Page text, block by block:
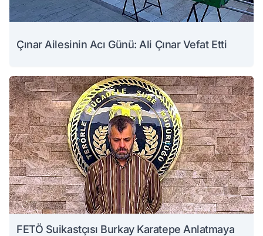
Çınar Ailesinin Acı Günü: Ali Çınar Vefat Etti
FETÖ Suikastçısı Burkay Karatepe Anlatmaya